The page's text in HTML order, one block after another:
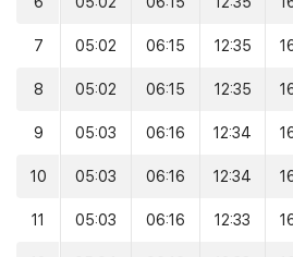
7 05:02 06:15 12:35
8 05:02 06:15 12:35
9 05:03 06:16 12:34
10 05:03 06:16 12:34
11 05:03 06:16 12:33